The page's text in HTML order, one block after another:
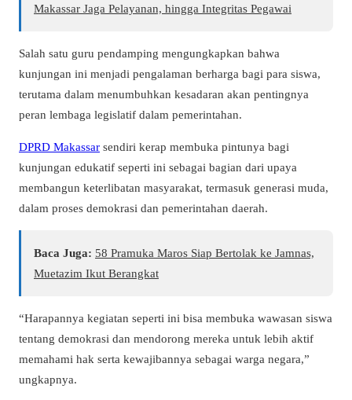
Makassar Jaga Pelayanan, hingga Integritas Pegawai
Salah satu guru pendamping mengungkapkan bahwa
kunjungan ini menjadi pengalaman berharga bagi para siswa,
terutama dalam menumbuhkan kesadaran akan pentingnya
peran lembaga legislatif dalam pemerintahan.
DPRD Makassar sendiri kerap membuka pintunya bagi
kunjungan edukatif seperti ini sebagai bagian dari upaya
membangun keterlibatan masyarakat, termasuk generasi muda,
dalam proses demokrasi dan pemerintahan daerah.
Baca Juga: 58 Pramuka Maros Siap Bertolak ke Jamnas,
Muetazim Ikut Berangkat
“Harapannya kegiatan seperti ini bisa membuka wawasan siswa
tentang demokrasi dan mendorong mereka untuk lebih aktif
memahami hak serta kewajibannya sebagai warga negara,”
ungkapnya.